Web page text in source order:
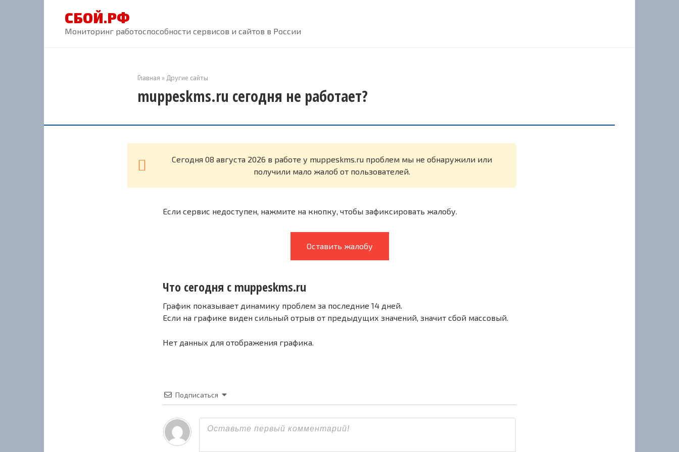
СБОЙ.РФ
Мониторинг работоспособности сервисов и сайтов в России
Главная » Другие сайты
muppeskms.ru сегодня не работает?
Cегодня 08 августа 2026 в работе у muppeskms.ru проблем мы не обнаружили или
получили мало жалоб от пользователей.
Если сервис недоступен, нажмите на кнопку, чтобы зафиксировать жалобу.
Оставить жалобу
Что сегодня с muppeskms.ru
График показывает динамику проблем за последние 14 дней.
Если на графике виден сильный отрыв от предыдущих значений, значит сбой массовый.
Нет данных для отображения графика.
Подписаться